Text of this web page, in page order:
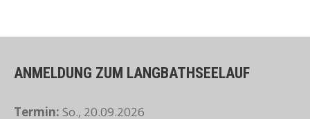
ANMELDUNG ZUM LANGBATHSEELAUF
Termin: So., 20.09.2026